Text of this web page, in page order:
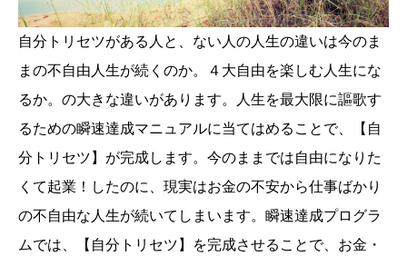
自分トリセツがある人と、ない人の人生の違いは今のま
まの不自由人生が続くのか。４大自由を楽しむ人生にな
るか。の大きな違いがあります。人生を最大限に謳歌す
るための瞬速達成マニュアルに当てはめることで、【自
分トリセツ】が完成します。今のままでは自由になりた
くて起業！したのに、現実はお金の不安から仕事ばかり
の不自由な人生が続いてしまいます。瞬速達成プログラ
ムでは、【自分トリセツ】を完成させることで、お金・